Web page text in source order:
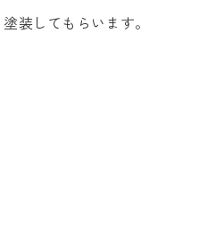
装してもらいます。